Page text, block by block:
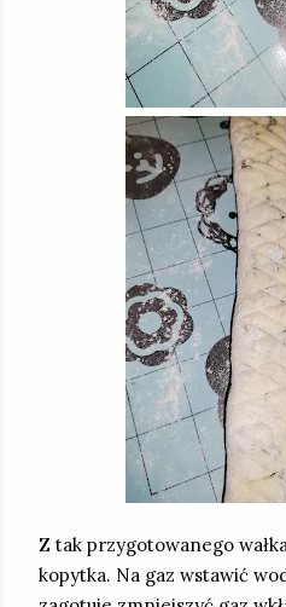
Z tak przygotowanego
kopytka. Na gaz wstawić